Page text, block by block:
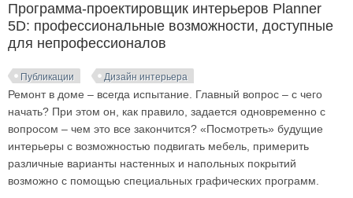
Программа-проектировщик интерьеров Planner
5D: профессиональные возможности, доступные
для непрофессионалов
Публикации Дизайн интерьера
Ремонт в доме – всегда испытание. Главный вопрос – с чего
начать? При этом он, как правило, задается одновременно с
вопросом – чем это все закончится? «Посмотреть» будущие
интерьеры с возможностью подвигать мебель, примерить
различные варианты настенных и напольных покрытий
возможно с помощью специальных графических программ.